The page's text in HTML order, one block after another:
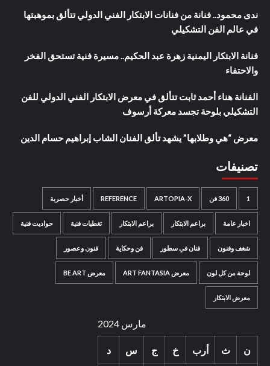
ندى محمود.. فنانة من فنانات الابتكار الفني الدولي تتألق بموهبتها
في عالم الفن التشكيلي
فنانة الابتكار اليمنية زهرة عبد الحكيم.. مسيرة فنية تستحق الفخر
والاحتفاء
الفنانة هناء أحمد ثابت تتألق في معرض الابتكار الفني الدولي للفن
التشكيلي بلوحة تجسد معركة أرسوف
معرض “هي وطلابها” يشهد تألق الفنان الشاب إبراهيم حسام الدين
تصنيفات
1 360 فن ARTOPIA-X
REFERENCE أخبار حصرية
اخبار عامة براعم الابتكار براعم الابتكار تغطيات فنية حواديت فنية
شغف وفنون فنان في سطور فن وحكاية فنون وعصور
لوحة من كل لون معرض ART FANTASIA معرض BE ART
معرض الابتكار
مارس 2024
ن ث أرب خ ج س د